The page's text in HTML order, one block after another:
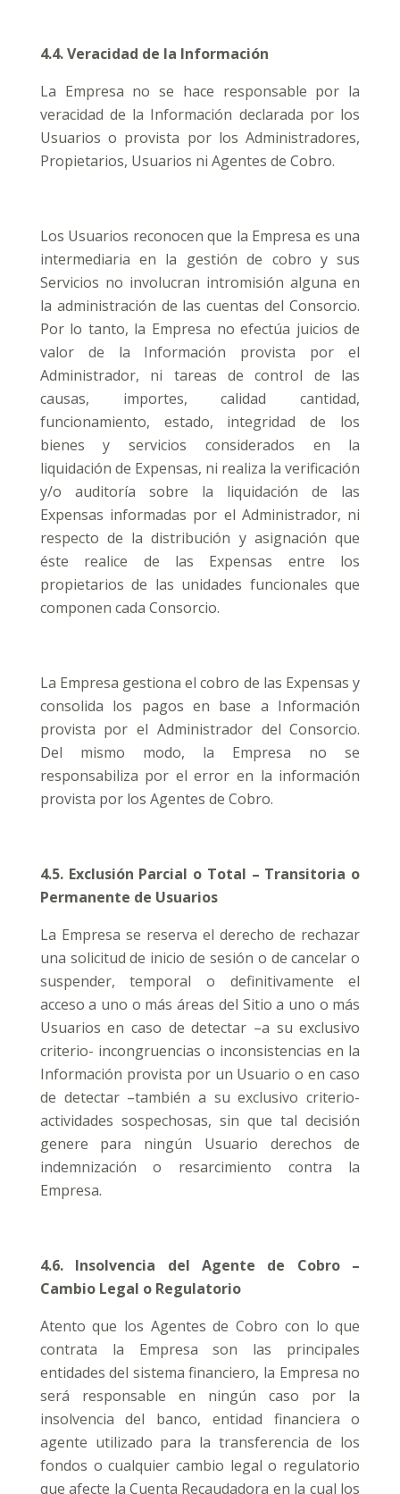
4.4. Veracidad de la Información
La Empresa no se hace responsable por la
veracidad de la Información declarada por los
Usuarios o provista por los Administradores,
Propietarios, Usuarios ni Agentes de Cobro.
Los Usuarios reconocen que la Empresa es una
intermediaria en la gestión de cobro y sus
Servicios no involucran intromisión alguna en
la administración de las cuentas del Consorcio.
Por lo tanto, la Empresa no efectúa juicios de
valor de la Información provista por el
Administrador, ni tareas de control de las
causas, importes, calidad cantidad,
funcionamiento, estado, integridad de los
bienes y servicios considerados en la
liquidación de Expensas, ni realiza la verificación
y/o auditoría sobre la liquidación de las
Expensas informadas por el Administrador, ni
respecto de la distribución y asignación que
éste realice de las Expensas entre los
propietarios de las unidades funcionales que
componen cada Consorcio.
La Empresa gestiona el cobro de las Expensas y
consolida los pagos en base a Información
provista por el Administrador del Consorcio.
Del mismo modo, la Empresa no se
responsabiliza por el error en la información
provista por los Agentes de Cobro.
4.5. Exclusión Parcial o Total – Transitoria o
Permanente de Usuarios
La Empresa se reserva el derecho de rechazar
una solicitud de inicio de sesión o de cancelar o
suspender, temporal o definitivamente el
acceso a uno o más áreas del Sitio a uno o más
Usuarios en caso de detectar –a su exclusivo
criterio- incongruencias o inconsistencias en la
Información provista por un Usuario o en caso
de detectar –también a su exclusivo criterio-
actividades sospechosas, sin que tal decisión
genere para ningún Usuario derechos de
indemnización o resarcimiento contra la
Empresa.
4.6. Insolvencia del Agente de Cobro –
Cambio Legal o Regulatorio
Atento que los Agentes de Cobro con lo que
contrata la Empresa son las principales
entidades del sistema financiero, la Empresa no
será responsable en ningún caso por la
insolvencia del banco, entidad financiera o
agente utilizado para la transferencia de los
fondos o cualquier cambio legal o regulatorio
que afecte la Cuenta Recaudadora en la cual los